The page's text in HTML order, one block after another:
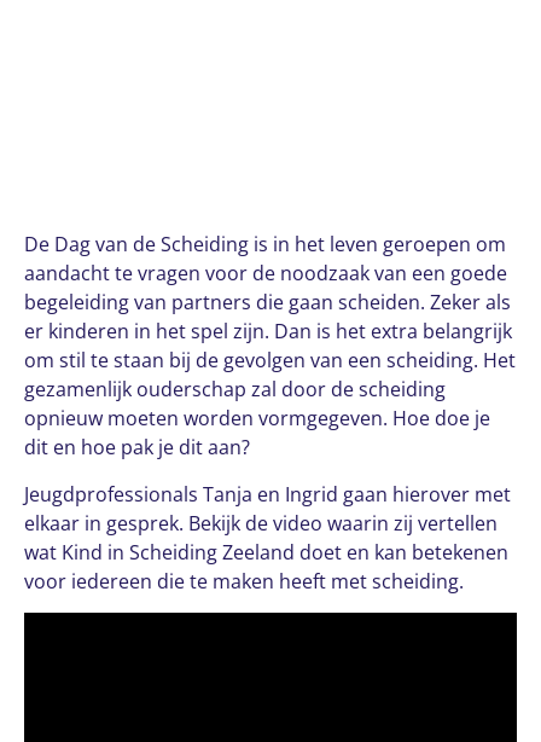
De Dag van de Scheiding is in het leven geroepen om
aandacht te vragen voor de noodzaak van een goede
begeleiding van partners die gaan scheiden. Zeker als
er kinderen in het spel zijn. Dan is het extra belangrijk
om stil te staan bij de gevolgen van een scheiding. Het
gezamenlijk ouderschap zal door de scheiding
opnieuw moeten worden vormgegeven. Hoe doe je
dit en hoe pak je dit aan?
Jeugdprofessionals Tanja en Ingrid gaan hierover met
elkaar in gesprek. Bekijk devideo waarin zij vertellen
wat Kind in Scheiding Zeeland doet en kan betekenen
voor iedereen die te maken heeft met scheiding.